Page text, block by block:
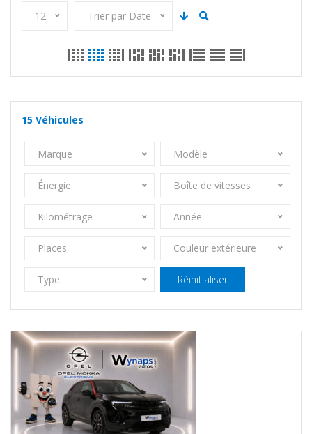
12 Trier par Date
15 Véhicules
Marque Modèle
Énergie Boîte de vitesses
Kilométrage Année
Places Couleur extérieure
Type Réinitialiser